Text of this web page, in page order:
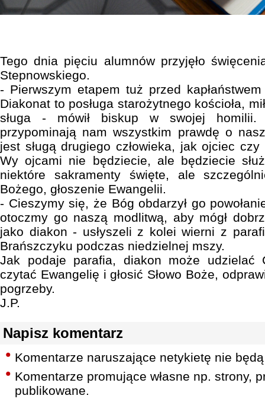
Tego dnia pięciu alumnów przyjęło
Stepnowskiego.
- Pierwszym etapem tuż przed
Diakonat to posługa starożytnego kościoła,
sługa - mówił biskup w swojej homilii.
przypominają nam wszystkim prawdę o
jest sługą drugiego człowieka, jak ojciec
Wy ojcami nie będziecie, ale będziecie
niektóre sakramenty święte, ale
Bożego, głoszenie Ewangelii.
- Cieszymy się, że Bóg obdarzył go
otoczmy go naszą modlitwą, aby mógł
jako diakon - usłyszeli z kolei wierni z
Brańszczyku podczas niedzielnej mszy.
Jak podaje parafia, diakon może udzielać
czytać Ewangelię i głosić Słowo Boże,
pogrzeby.
J.P.
Napisz komentarz
Komentarze naruszające netykietę nie
Komentarze promujące własne np. strony,
publikowane.